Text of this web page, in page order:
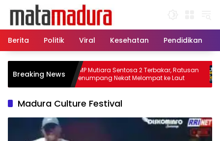
konten
Berita
Politik Viral Kesehatan Pendidikan
Breaking News
KMP
KMP Mutiara Sentosa 2 Terbakar, Ratusan
Penumpang Nekat Melompat ke Laut
Madura Culture Festival